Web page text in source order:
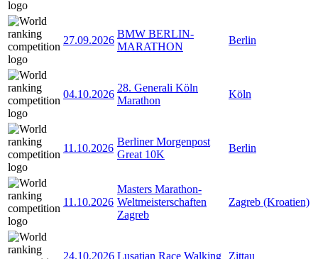
27.09.2026
BMW BERLIN-
MARATHON
Berlin
04.10.2026
28. Generali Köln
Marathon
Köln
11.10.2026
Berliner Morgenpost
Great 10K
Berlin
11.10.2026
Masters Marathon-
Weltmeisterschaften
Zagreb
Zagreb (Kroatien)
24.10.2026 Lusatian Race Walking Zittau